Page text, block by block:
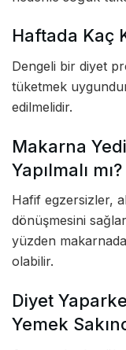
Haftada Kaç
Dengeli bir diyet
tüketmek
edilmelidir.
Makarna
Yapılmalı mı?
Hafif egzersizler,
dönüşmesini
yüzden
olabilir.
Diyet
Yemek